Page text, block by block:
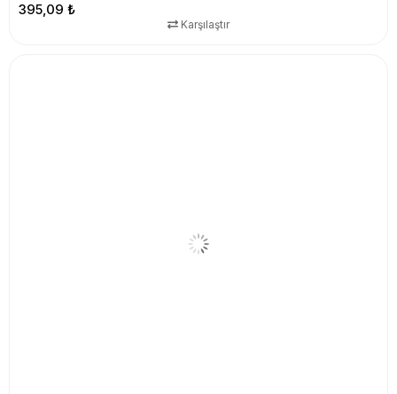
395,09 ₺
Karşılaştır